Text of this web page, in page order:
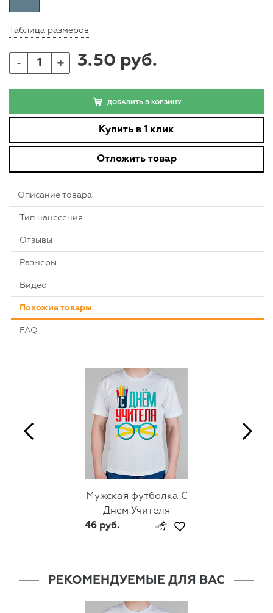
Таблица размеров
- + 3.50 руб.
ДОБАВИТЬ В КОРЗИНУ
Купить в 1 клик
Отложить товар
Описание товара
Тип нанесения
Отзывы
Размеры
Видео
Похожие товары
FAQ
Мужская футболка С
Днем Учителя
46 руб.
РЕКОМЕНДУЕМЫЕ ДЛЯ ВАС